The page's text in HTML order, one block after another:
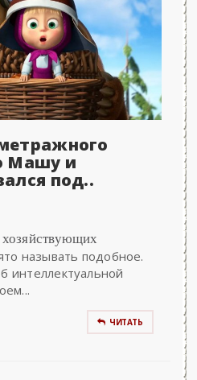
Машу и
под..
называть подобное.
интеллектуальной
ЧИТАТЬ